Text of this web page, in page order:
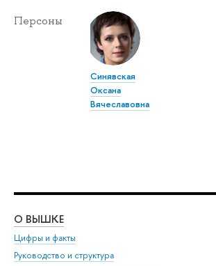
Персоны
Синявская
Оксана
Вячеславовна
О ВЫШКЕ
Цифры и факты
Руководство и структура